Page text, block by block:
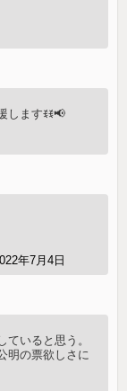
ますꉂꉂ📢
年7月4日
いると思う。
明の票欲しさに